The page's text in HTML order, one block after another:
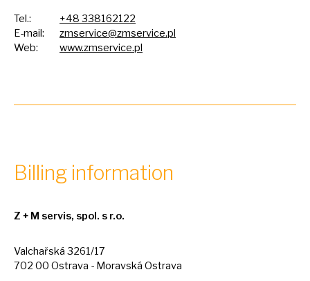
Tel.:
+48 338162122
E-mail:
zmservice@zmservice.pl
Web:
www.zmservice.pl
Billing information
Z + M servis, spol. s r.o.
Valchařská 3261/17
702 00 Ostrava - Moravská Ostrava